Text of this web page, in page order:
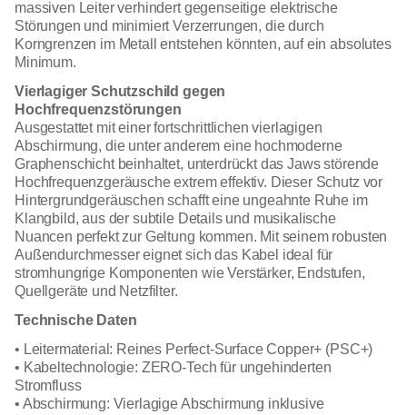
massiven Leiter verhindert gegenseitige elektrische
Störungen und minimiert Verzerrungen, die durch
Korngrenzen im Metall entstehen könnten, auf ein absolutes
Minimum.
Vierlagiger Schutzschild gegen
Hochfrequenzstörungen
Ausgestattet mit einer fortschrittlichen vierlagigen
Abschirmung, die unter anderem eine hochmoderne
Graphenschicht beinhaltet, unterdrückt das Jaws störende
Hochfrequenzgeräusche extrem effektiv. Dieser Schutz vor
Hintergrundgeräuschen schafft eine ungeahnte Ruhe im
Klangbild, aus der subtile Details und musikalische
Nuancen perfekt zur Geltung kommen. Mit seinem robusten
Außendurchmesser eignet sich das Kabel ideal für
stromhungrige Komponenten wie Verstärker, Endstufen,
Quellgeräte und Netzfilter.
Technische Daten
• Leitermaterial: Reines Perfect-Surface Copper+ (PSC+)
• Kabeltechnologie: ZERO-Tech für ungehinderten
Stromfluss
• Abschirmung: Vierlagige Abschirmung inklusive